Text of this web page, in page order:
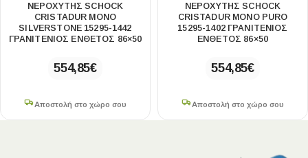
ΝΕΡΟΧΥΤΗΣ SCHOCK
CRISTADUR MONO
SILVERSTONE 15295-1442
ΓΡΑΝΙΤΕΝΙΟΣ ΕΝΘΕΤΟΣ 86×50
554,85€
Αποστολή στο χώρο σου
ΝΕΡΟΧΥΤΗΣ SCHOCK
CRISTADUR MONO PURO
15295-1402 ΓΡΑΝΙΤΕΝΙΟΣ
ΕΝΘΕΤΟΣ 86×50
554,85€
Αποστολή στο χώρο σου